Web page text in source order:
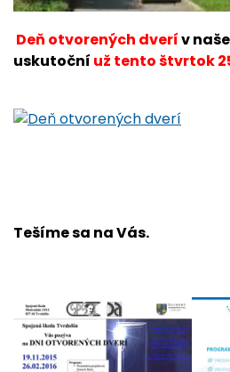
Deň otvorených dverív
uskutoční už tentoštvrtok
Tešíme sa na Vás.